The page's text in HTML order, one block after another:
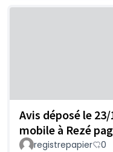
Avis déposé le
mobile à Rezé
registrepapier 0